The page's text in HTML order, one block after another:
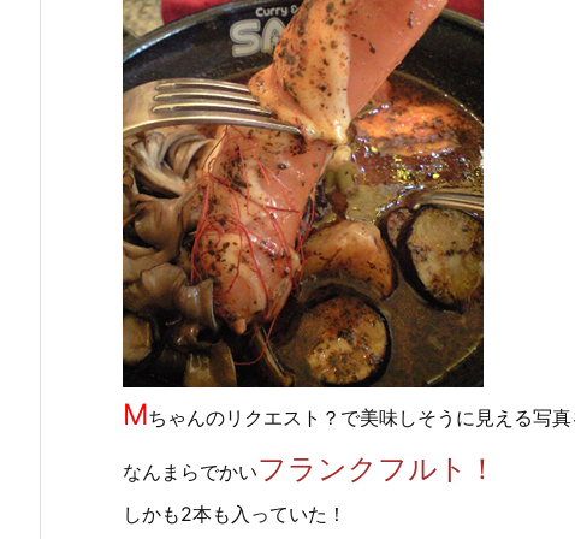
Mちゃんのリクエスト？で美味しそうに見える写真
なんまらでかいフランクフルト！
しかも2本も入っていた！